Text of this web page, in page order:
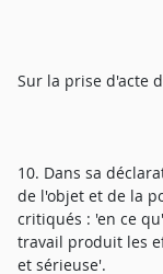
Sur la prise d'acte
10. Dans sa
de l'objet et de la
critiqués : 'en ce
travail produit les
et sérieuse'.